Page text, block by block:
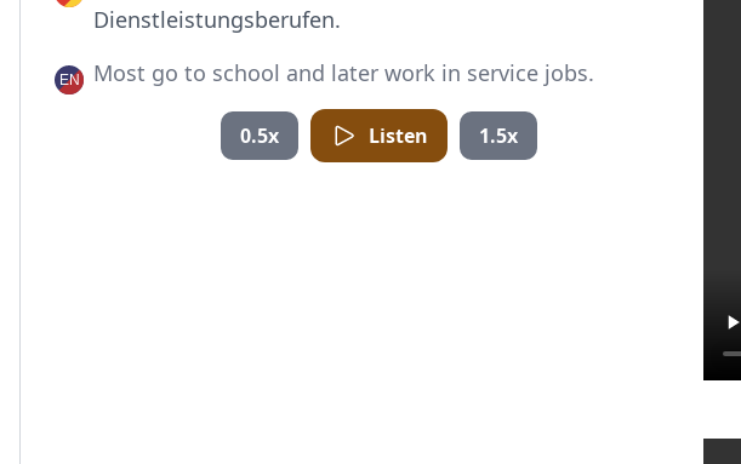
Dienstleistungsberufen.
Most go to school and later work in service jobs.
0.5x Listen 1.5x